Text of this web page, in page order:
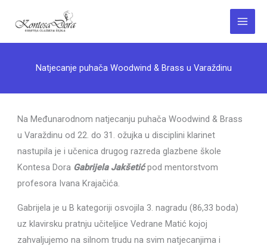
Main
Natjecanje puhača Woodwind & Brass u Varaždinu
Na Međunarodnom natjecanju puhača Woodwind & Brass
u Varaždinu od 22. do 31. ožujka u disciplini klarinet
nastupila je i učenica drugog razreda glazbene škole
Kontesa Dora Gabrijela Jakšetićpod mentorstvom
profesora Ivana Krajačića.
Gabrijela je u B kategoriji osvojila 3. nagradu (86,33 boda)
uz klavirsku pratnju učiteljice Vedrane Matić kojoj
zahvaljujemo na silnom trudu na svim natjecanjima i